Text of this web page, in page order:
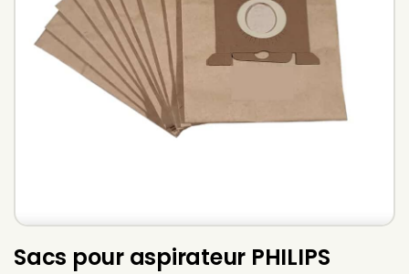
Sacs pour aspirateur PHILIPS